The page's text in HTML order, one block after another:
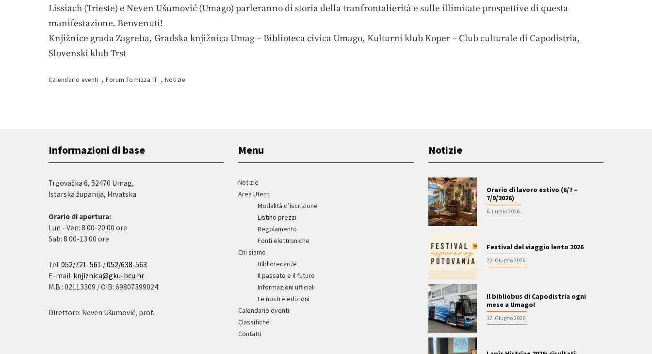
Lissiach (Trieste) e Neven Ušumović (Umago) parleranno di storia della tranfrontalierità e sulle illimitate prospettive di questa
manifestazione. Benvenuti!
Knjižnice grada Zagreba, Gradska knjižnica Umag – Biblioteca civica Umago, Kulturni klub Koper – Club culturale di Capodistria,
Slovenski klub Trst
Calendario eventi ,Forum Tomizza IT , Notizie
Informazioni di base
Trgovačka 6, 52470 Umag,
Istarska županija, Hrvatska
Orario di apertura:
Lun - Ven: 8.00-20.00 ore
Sab: 8.00-13.00 ore
Tel: 052/721-561 /052/638-563
E-mail: knjiznica@gku-bcu.hr
M.B.: 02113309 / OIB: 69807399024
Direttore: Neven Ušumović, prof.
Menu
Notizie
Area Utenti
Modalità d’iscrizione
Listino prezzi
Regolamento
Fonti elettroniche
Chi siamo
Bibliotecari/e
Il passato e il futuro
Informazioni ufficiali
Le nostre edizioni
Calendario eventi
Classifiche
Contatti
Notizie
Orario di lavoro estivo (6/7 –
7/9/2026)
6. Luglio 2026.
Festival del viaggio lento 2026
23. Giugno 2026.
Il bibliobus di Capodistria ogni
mese a Umago!
12. Giugno 2026.